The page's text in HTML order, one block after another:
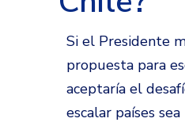
Si el Presidente
propuesta para
aceptaría el
escalar países